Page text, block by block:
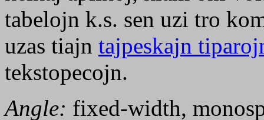
tabelojn k.s. sen uzi tro
uzas tiajn tajpeskajn
tekstopecojn.
Angle: fixed-width,